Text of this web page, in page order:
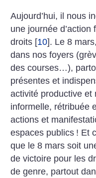
Aujourd’hui, il nous
une journée d’action
droits [10]. Le 8
dans nos foyers
des courses…),
présentes et
activité productive et
informelle, rétribuée
actions et
espaces publics ! Et
que le 8 mars soit
de victoire pour les
de genre, partout